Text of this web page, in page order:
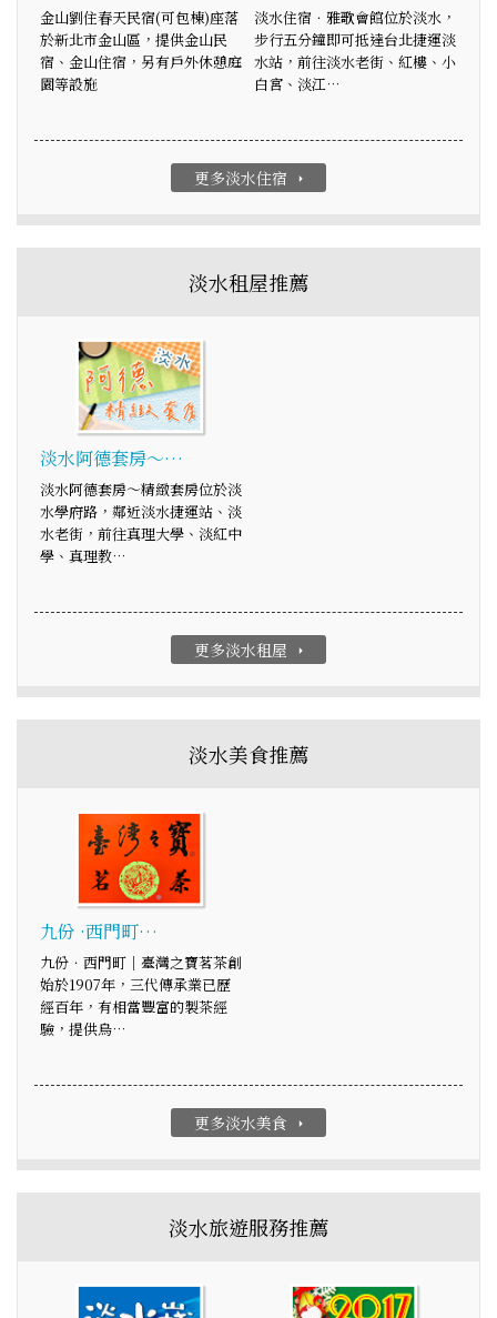
金山劉住春天民宿(可包棟)座落
於新北市金山區，提供金山民
宿、金山住宿，另有戶外休憩庭
園等設施
淡水住宿．雅歌會館位於淡水，
步行五分鐘即可抵達台北捷運淡
水站，前往淡水老街、紅樓、小
白宮、淡江…
更多淡水住宿 arrow_right
淡水租屋推薦
淡水阿德套房～…
淡水阿德套房～精緻套房位於淡
水學府路，鄰近淡水捷運站、淡
水老街，前往真理大學、淡紅中
學、真理教…
更多淡水租屋 arrow_right
淡水美食推薦
九份 ·西門町…
九份．西門町｜臺灣之寶茗茶創
始於1907年，三代傳承業已歷
經百年，有相當豐富的製茶經
驗，提供烏…
更多淡水美食 arrow_right
淡水旅遊服務推薦